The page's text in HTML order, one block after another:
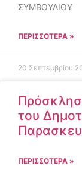
ΣΥΜΒΟΥΛΙΟΥ
ΠΕΡΙΣΣΌΤΕΡΑ »
20 Σεπτεμβρίου
του
ΠΕΡΙΣΣΌΤΕΡΑ »